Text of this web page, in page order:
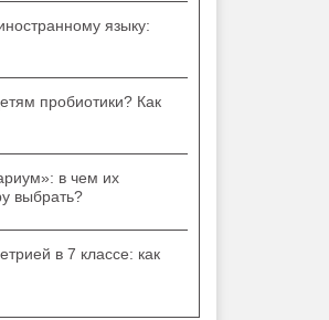
языку:
пробиотики? Как
в чем их
выбрать?
в 7 классе: как